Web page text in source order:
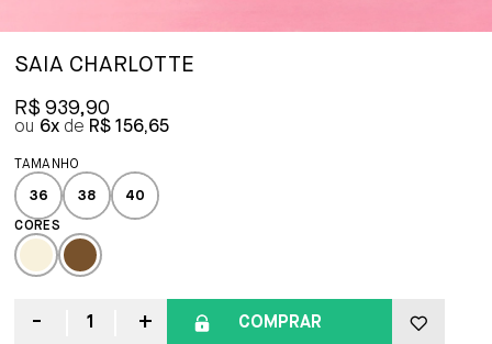
SAIA CHARLOTTE
R$ 939,90
6x R$ 156,65
36 38 40
COMPRAR